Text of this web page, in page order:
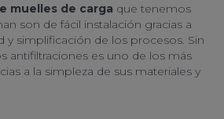
muelles de carga que tenemos
son de fácil instalación gracias a
y simplificación de los procesos. Sin
antifiltraciones es uno de los más
a la simpleza de sus materiales y